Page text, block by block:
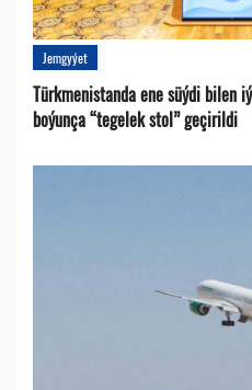
Jemgyýet
Türkmenistanda ene süýdi bilen
boýunça “tegelek stol” geçirildi